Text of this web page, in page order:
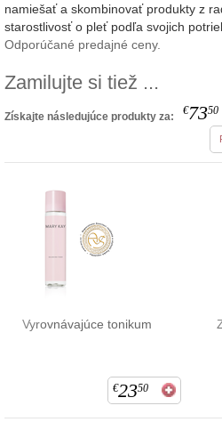
namiešať a skombinovať produkty z
starostlivosť o pleť podľa svojich
Odporúčané predajné ceny.
Zamilujte si tiež ...
Získajte následujúce produkty za: €7350
Vyrovnávajúce tonikum
€2350